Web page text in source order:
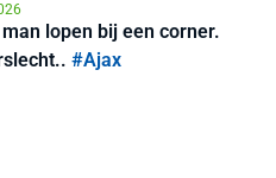
lopen bij een corner.
#Ajax